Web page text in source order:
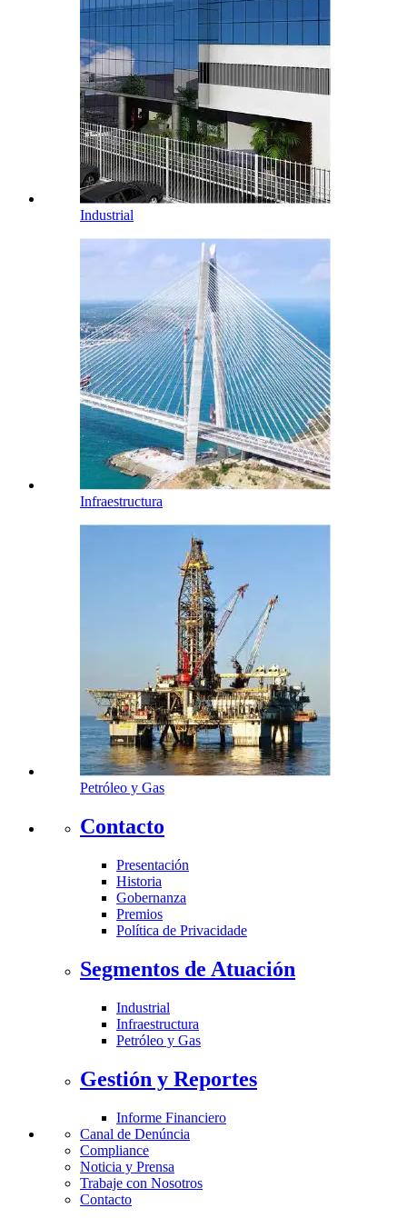
Industrial
Infraestructura
Petróleo y Gas
Contacto
Presentación
Historia
Gobernanza
Premios
Política de Privacidade
Segmentos de Atuación
Industrial
Infraestructura
Petróleo y Gas
Gestión y Reportes
Informe Financiero
Canal de Denúncia
Compliance
Noticia y Prensa
Trabaje con Nosotros
Contacto